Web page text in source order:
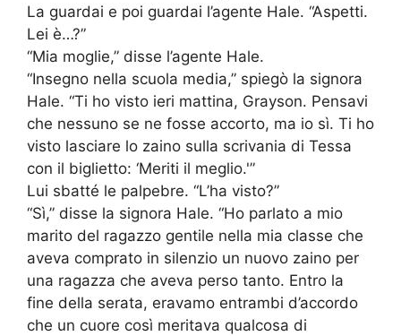
La guardai e poi guardai l’agente Hale. “Aspetti.
Lei è…?”
“Mia moglie,” disse l’agente Hale.
“Insegno nella scuola media,” spiegò la signora
Hale. “Ti ho visto ieri mattina, Grayson. Pensavi
che nessuno se ne fosse accorto, ma io sì. Ti ho
visto lasciare lo zaino sulla scrivania di Tessa
con il biglietto: ‘Meriti il meglio.'”
Lui sbatté le palpebre. “L’ha visto?”
“Sì,” disse la signora Hale. “Ho parlato a mio
marito del ragazzo gentile nella mia classe che
aveva comprato in silenzio un nuovo zaino per
una ragazza che aveva perso tanto. Entro la
fine della serata, eravamo entrambi d’accordo
che un cuore così meritava qualcosa di